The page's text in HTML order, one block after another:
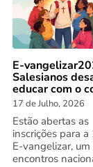
E-
Salesianos
educar com o
17 de Julho, 2026
Estão abertas as
inscrições para a
E-vangelizar,
encontros